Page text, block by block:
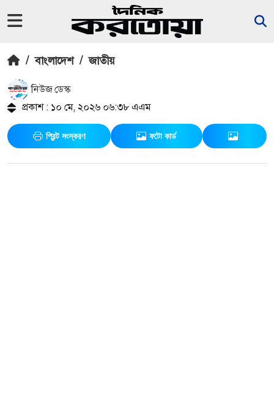
/ বাংলাদেশ / জাতীয়
নিউজ ডেস্ক
প্রকাশ : ১০ মে, ২০২৬ ০৬:৩৮ এএম
প্রিন্ট সংস্করণ ফটো কার্ড